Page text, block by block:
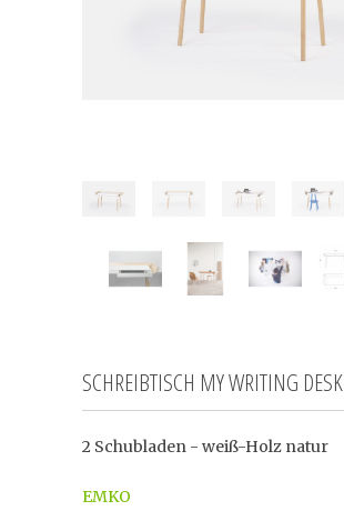
SCHREIBTISCH MY WRITING DESK
2 Schubladen - weiß-Holz natur
EMKO